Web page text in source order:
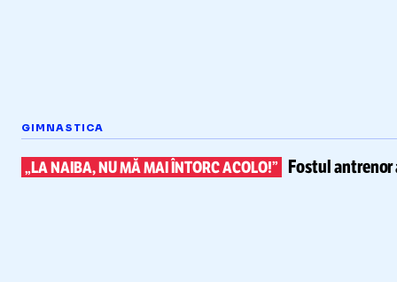
GIMNASTICA
„LA NAIBA, NU MĂ MAI ÎNTORC ACOLO!” Fostul